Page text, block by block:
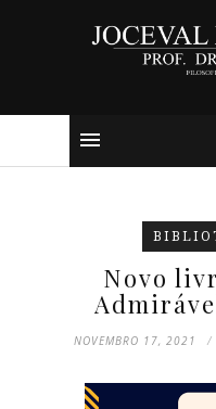
Novo
NOVEMBRO 17, 2021